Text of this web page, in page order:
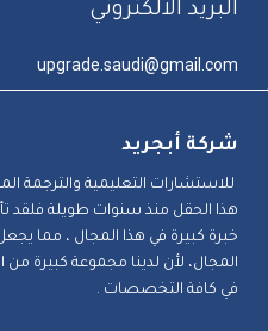
البريد الالكتروني
upgrade.saudi@gmail.com
شركة أبجريد
للاستشارات التعليمية والترجمة
هذا الحقل منذ سنوات طويلة
خبرة كبيرة في هذا المجال ، مما
المجال، لأن لدينا مجموعة كبيرة من
في كافة التخصصات .